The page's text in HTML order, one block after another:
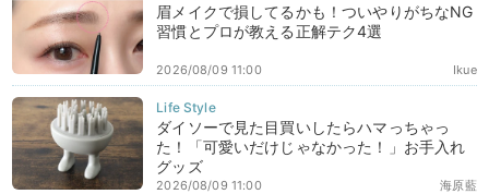
眉メイクで損してるかも！ついやりがちなNG
習慣とプロが教える正解テク4選
Ikue
2026/08/09 11:00
ダイソーで見た目買いしたらハマっちゃっ
た！「可愛いだけじゃなかった！」お手入れ
グッズ
海原藍
2026/08/09 11:00